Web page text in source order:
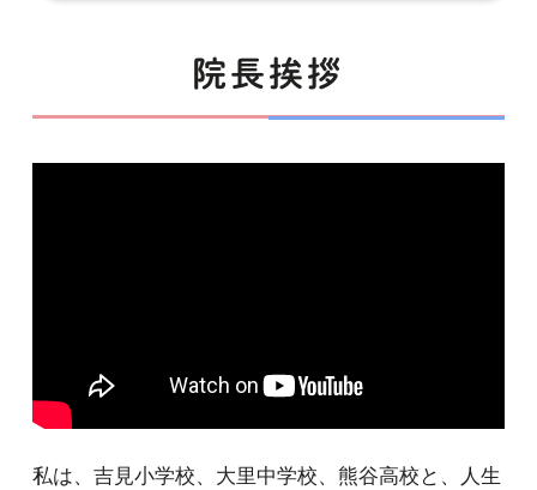
院長挨拶
私は、吉見小学校、大里中学校、熊谷高校と、人生